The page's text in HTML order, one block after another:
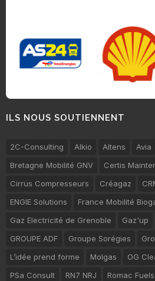
ILS NOUS SOUTIENNENT
2C-Consulting Alkio Altens Avia
Bretagne Mobilité GNV
Certis
Cirrus Compresseurs
Créagaz
ENGIE Solutions
France Mobilité
Gaz Electricité de Grenoble
Gaz'up
GROUPE ADF
Groupe Sorégies
L’idée prend forme
Molgas OG
PSa Consult
RN7 NRJ Romac Fuels